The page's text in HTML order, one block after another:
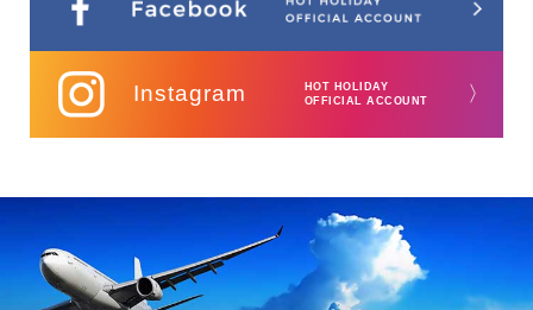
Instagram
HOT HOLIDAY
OFFICIAL ACCOUNT
〉